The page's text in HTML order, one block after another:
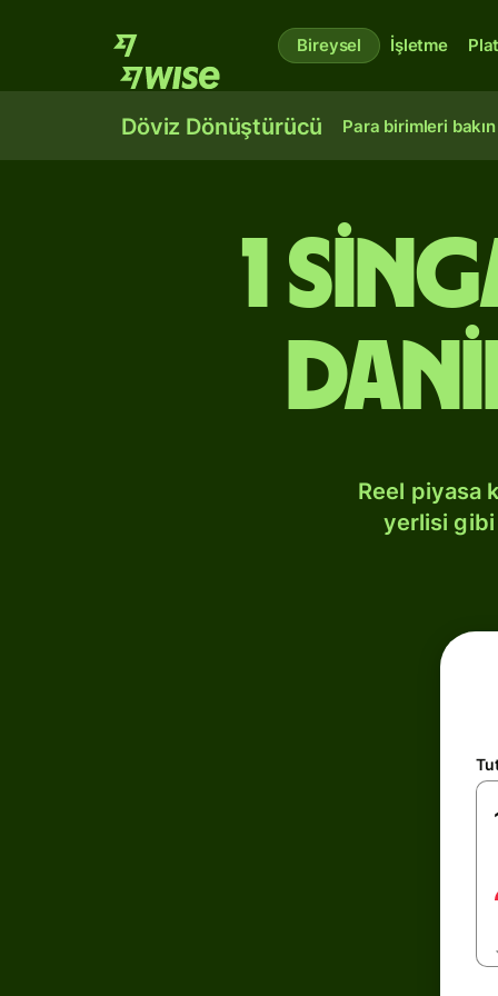
Bireysel İşletme
Döviz Dönüştürücü Para birimleri bakın
1
Reel piyasa
yerlisi gibi